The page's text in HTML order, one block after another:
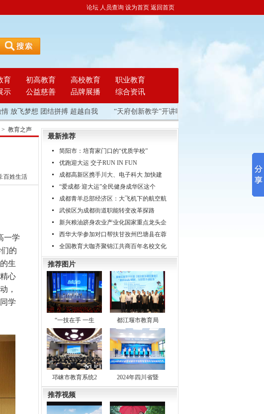
论坛 人员查询 设为首页 返回首页
育 初高教育 高校教育
职业教育
示 公益慈善 品牌展播 综合资讯
梦想 团结拼搏 超越自我 “天府创新教学”开讲啦！
> 教育之声
:百姓生活
一学
的
生
心
，
学
最新推荐
简阳市：培育家门口的“优质学校”
优跑迎大运 交子RUN IN FUN
成都高新区携手川大、电子科大 加快建
“爱成都·迎大运”全民健身成华区这个
成都青羊总部经济区：大飞机下的航空航
武侯区为成都街道职能转变改革探路
新兴粮油跻身农业产业化国家重点龙头企
西华大学参加对口帮扶甘孜州巴塘县在蓉
全国教育大咖齐聚锦江共商百年名校文化
推荐图片
“一技在手 一生 都江堰市教育局
邛崃市教育系统2 2024年四川省暨
推荐视频